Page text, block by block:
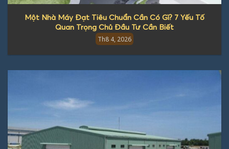
Một Nhà Máy Đạt Tiêu Chuẩn Cần Có Gì? 7 Yếu Tố
Quan Trọng Chủ Đầu Tư Cần Biết
Th8 4, 2026